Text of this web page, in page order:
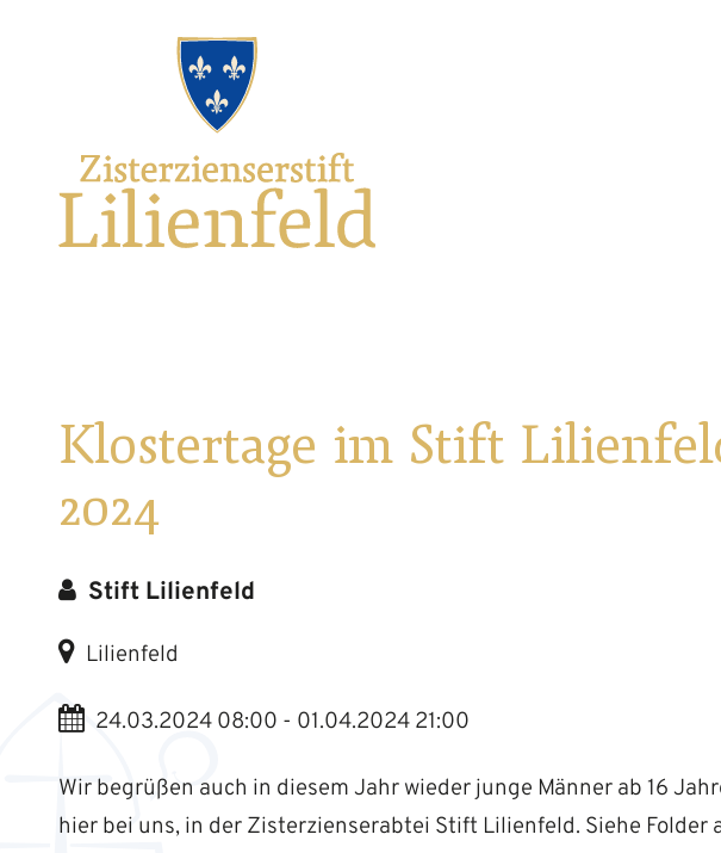
Zisterzienserstift
verlinkt
zur
Startseite
Klostertage im Stift
2024
Stift Lilienfeld
Lilienfeld
24.03.2024 08:00 - 01.04.2024 21:00
Wir begrüßen auch in diesem Jahr wieder junge Männer ab 16
hier bei uns, in der Zisterzienserabtei Stift Lilienfeld. Siehe Folder